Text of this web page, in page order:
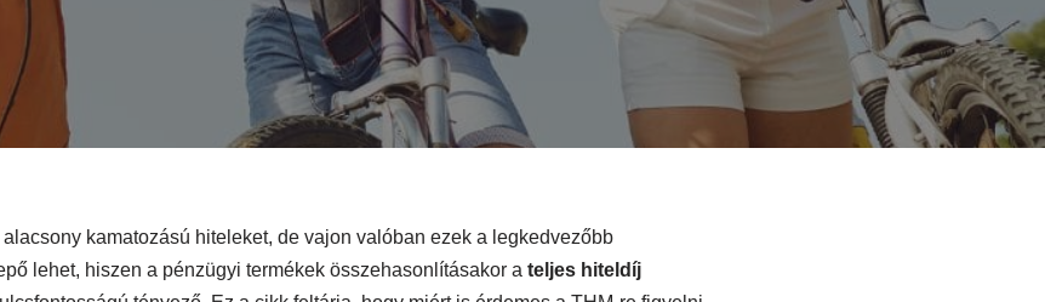
kamatozású hiteleket, de vajon valóban ezek a legkedvezőbb
lehet, hiszen a pénzügyi termékek összehasonlításakor a teljes hiteldíj